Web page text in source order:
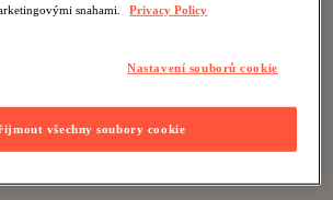
snahami.
Privacy Policy
Nastavení souborů cookie
všechny soubory cookie